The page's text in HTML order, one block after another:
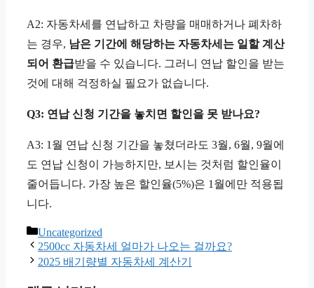
A2: 자동차세를 연납하고 차량을 매매하거나 폐차하
는 경우, 남은 기간에 해당하는 자동차세는 일할 계산
되어 환급받을 수 있습니다. 그러니 연납 할인을 받는
것에 대해 걱정하실 필요가 없습니다.
Q3: 연납 신청 기간을 놓치면 할인을 못 받나요?
A3: 1월 연납 신청 기간을 놓쳤더라도 3월, 6월, 9월에
도 연납 신청이 가능하지만, 보시는 것처럼 할인율이
줄어듭니다. 가장 높은 할인율(5%)은 1월에만 적용됩
니다.
카
테
고
Uncategorized
2500cc 자동차세 얼마가 나오는 걸까요?
2025 배기량별 자동차세 계산기